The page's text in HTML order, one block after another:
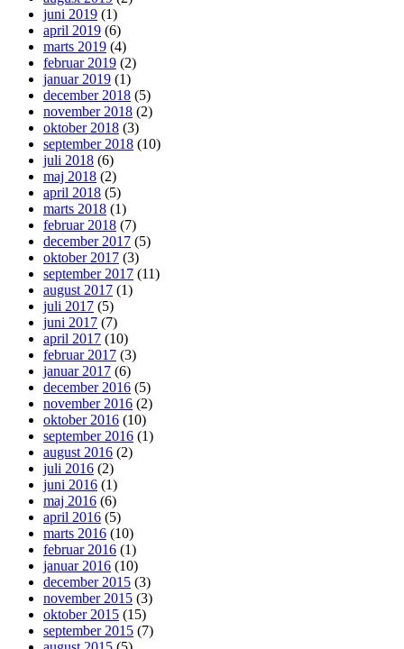
juni 2019 (1)
april 2019 (6)
marts 2019 (4)
februar 2019 (2)
januar 2019 (1)
december 2018 (5)
november 2018 (2)
oktober 2018 (3)
september 2018 (10)
juli 2018 (6)
maj 2018 (2)
april 2018 (5)
marts 2018 (1)
februar 2018 (7)
december 2017 (5)
oktober 2017 (3)
september 2017 (11)
august 2017 (1)
juli 2017 (5)
juni 2017 (7)
april 2017 (10)
februar 2017 (3)
januar 2017 (6)
december 2016 (5)
november 2016 (2)
oktober 2016 (10)
september 2016 (1)
august 2016 (2)
juli 2016 (2)
juni 2016 (1)
maj 2016 (6)
april 2016 (5)
marts 2016 (10)
februar 2016 (1)
januar 2016 (10)
december 2015 (3)
november 2015 (3)
oktober 2015 (15)
september 2015 (7)